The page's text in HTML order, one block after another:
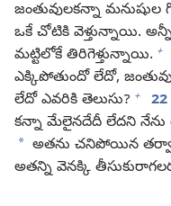
జంతువులకన్నా మనుషుల
ఒకే చోటికి వెళ్తున్నాయి.
మట్టిలోకే తిరిగెళ్తున్నాయి. +
ఎక్కిపోతుందో లేదో,
లేదో ఎవరికి తెలుసు? + 22
కన్నా మేలైనదేదీ లేదని
* అతను చనిపోయిన
అతన్ని వెనక్కి